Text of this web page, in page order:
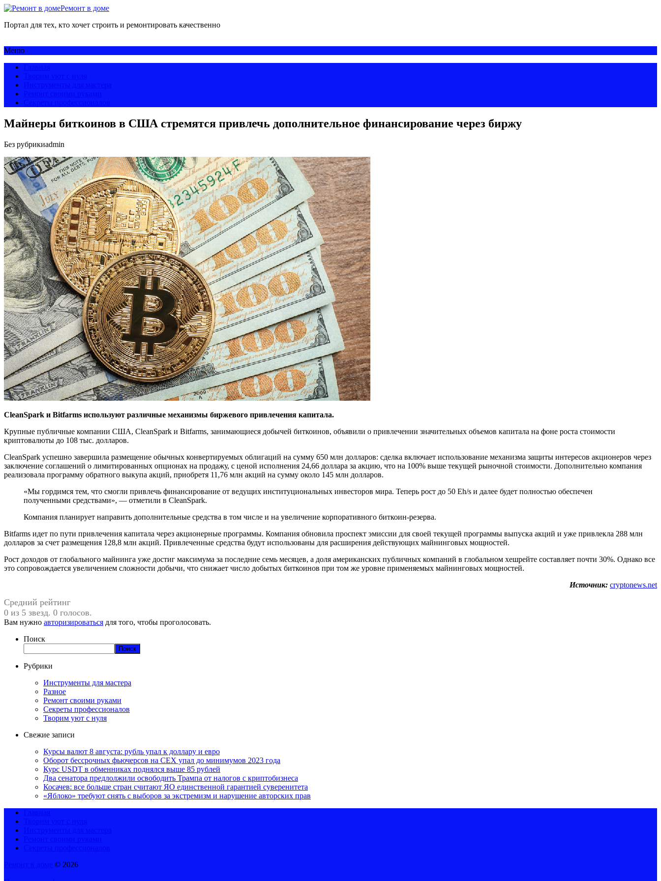
Ремонт в доме
Портал для тех, кто хочет строить и ремонтировать качественно
Меню
Майнеры биткоинов в США стремятся привлечь дополнительное финансирование через биржу
Без рубрикиadmin
CleanSpark и Bitfarms используют различные механизмы биржевого привлечения капитала.
Крупные публичные компании США, CleanSpark и Bitfarms, занимающиеся добычей биткоинов, объявили о привлечении значительных объемов капитала на фоне роста стоимости
криптовалюты до 108 тыс. долларов.
CleanSpark успешно завершила размещение обычных конвертируемых облигаций на сумму 650 млн долларов: сделка включает использование механизма защиты интересов акционеров через
заключение соглашений о лимитированных опционах на продажу, с ценой исполнения 24,66 доллара за акцию, что на 100% выше текущей рыночной стоимости. Дополнительно компания
реализовала программу обратного выкупа акций, приобретя 11,76 млн акций на сумму около 145 млн долларов.
«Мы гордимся тем, что смогли привлечь финансирование от ведущих институциональных инвесторов мира. Теперь рост до 50 Eh/s и далее будет полностью обеспечен
полученными средствами», — отметили в CleanSpark.
Компания планирует направить дополнительные средства в том числе и на увеличение корпоративного биткоин-резерва.
Bitfarms идет по пути привлечения капитала через акционерные программы. Компания обновила проспект эмиссии для своей текущей программы выпуска акций и уже привлекла 288 млн
долларов за счет размещения 128,8 млн акций. Привлеченные средства будут использованы для расширения действующих майнинговых мощностей.
Рост доходов от глобального майнинга уже достиг максимума за последние семь месяцев, а доля американских публичных компаний в глобальном хешрейте составляет почти 30%. Однако все
это сопровождается увеличением сложности добычи, что снижает число добытых биткоинов при том же уровне применяемых майнинговых мощностей.
Источник: cryptonews.net
Средний рейтинг
0 из 5 звезд. 0 голосов.
Вам нужно авторизироваться для того, чтобы проголосовать.
Поиск
Поиск
Рубрики
Инструменты для мастера
Разное
Ремонт своими руками
Секреты профессионалов
Творим уют с нуля
Свежие записи
Курсы валют 8 августа: рубль упал к доллару и евро
Оборот бессрочных фьючерсов на CEX упал до минимумов 2023 года
Курс USDT в обменниках поднялся выше 85 рублей
Два сенатора предлолжили освободить Трампа от налогов с криптобизнеса
Косачев: все больше стран считают ЯО единственной гарантией суверенитета
«Яблоко» требуют снять с выборов за экстремизм и нарушение авторских прав
© 2026